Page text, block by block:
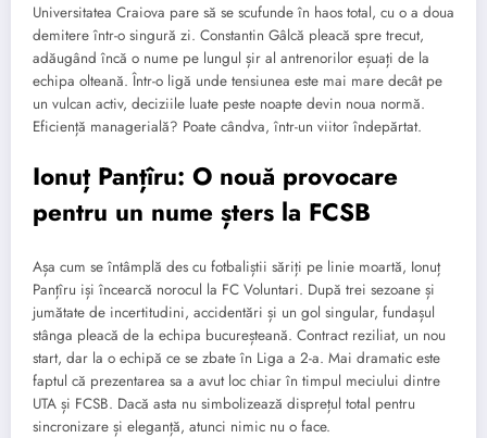
Universitatea Craiova pare să se scufunde în haos total, cu o a doua
demitere într-o singură zi. Constantin Gâlcă pleacă spre trecut,
adăugând încă o nume pe lungul șir al antrenorilor eșuați de la
echipa olteană. Într-o ligă unde tensiunea este mai mare decât pe
un vulcan activ, deciziile luate peste noapte devin noua normă.
Eficiență managerială? Poate cândva, într-un viitor îndepărtat.
Ionuț Panțîru: O nouă provocare
pentru un nume șters la FCSB
Așa cum se întâmplă des cu fotbaliștii săriți pe linie moartă, Ionuț
Panțîru iși încearcă norocul la FC Voluntari. După trei sezoane și
jumătate de incertitudini, accidentări și un gol singular, fundașul
stânga pleacă de la echipa bucureșteană. Contract reziliat, un nou
start, dar la o echipă ce se zbate în Liga a 2-a. Mai dramatic este
faptul că prezentarea sa a avut loc chiar în timpul meciului dintre
UTA și FCSB. Dacă asta nu simbolizează disprețul total pentru
sincronizare și eleganță, atunci nimic nu o face.